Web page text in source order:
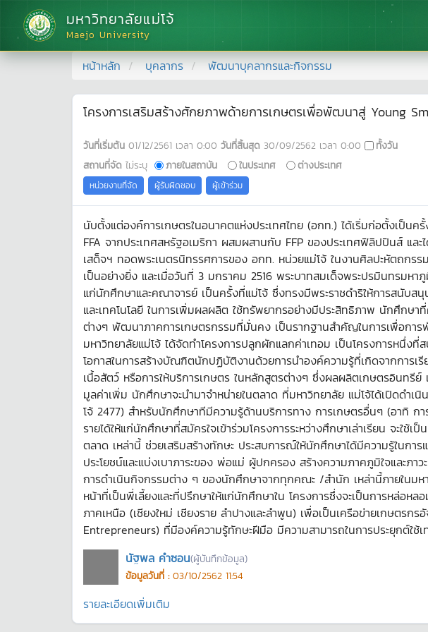
มหาวิทยาลัยแม่โจ้
Maejo University
หน้าหลัก บุคลากร พัฒนาบุคลากรและกิจกรรม
โครงการเสริมสร้างศักยภาพด้ายการเกษตรเพื่อพัฒนาสู่ Young
วันที่เริ่มต้น 01/12/2561 เวลา 0:00 วันที่สิ้นสุด 30/09/2562 เวลา 0:00
ทั้งวัน
สถานที่จัด ไม่ระบุ ภายในสถาบัน ในประเทศ ต่างประเทศ
หน่วยงานที่จัด ผู้รับผิดชอบ ผู้เข้าร่วม
นับตั้งแต่องค์การเกษตรในอนาคตแห่งประเทศไทย (อกท.) ได้เริ่มก่อตั้งเป็น
FFA จากประเทศสหรัฐอเมริกา ผสมผสานกับ FFP ของประเทศฟิลิปปินส์ แล
เสด็จฯ ทอดพระเนตรนิทรรศการของ อกท. หน่วยแม่โจ้ ในงานศิลปะหัตถก
เป็นอย่างยิ่ง และเมื่อวันที่ 3 มกราคม 2516 พระบาทสมเด็จพระปรมินทรมห
แก่นักศึกษาและคณาจารย์ เป็นครั้งที่แม่โจ้ ซึ่งทรงมีพระราชดำริให้การสนับ
และเทคโนโลยี ในการเพิ่มผลผลิต ใช้ทรัพยากรอย่างมีประสิทธิภาพ นักศึกษ
ต่างๆ พัฒนาภาคการเกษตรกรรมที่มั่นคง เป็นรากฐานสำคัญในการเพื่อการ
มหาวิทยาลัยแม่โจ้ ได้จัดทำโครงการปลูกผักแลกค่าเทอม เป็นโครงการหนึ่
โอกาสในการสร้างบัณฑิตนักปฏิบัติงานด้วยการนำองค์ความรู้ที่เกิดจากกา
เนื้อสัตว์ หรือการให้บริการเกษตร ในหลักสูตรต่างๆ ซึ่งผลผลิตเกษตรอินท
มูลค่าเพิ่ม นักศึกษาจะนำมาจำหน่ายในตลาด ที่มหาวิทยาลัย แม่โจ้ได้เปิดดำ
โจ้ 2477) สำหรับนักศึกษาทีมีความรู้ด้านบริการทาง การเกษตรอื่นๆ (อาทิ
รายได้ให้แก่นักศึกษาที่สมัครใจเข้าร่วมโครงการระหว่างศึกษาเล่าเรียน จะ
ตลาด เหล่านี้ ช่วยเสริมสร้างทักษะ ประสบการณ์ให้นักศึกษาได้มีความรู้ในกา
ประโยชน์และแบ่งเบาภาระของ พ่อแม่ ผู้ปกครอง สร้างความภาคภูมิใจและภา
การดำเนินกิจกรรมต่าง ๆ ของนักศึกษาจากทุกคณะ /สำนัก เหล่านี้ภายในม
หน้าที่เป็นพี่เลี้ยงและที่ปรึกษาให้แก่นักศึกษาใน โครงการซึ่งจะเป็นการหล่อ
ภาคเหนือ (เชียงใหม่ เชียงราย ลำปางและลำพูน) เพื่อเป็นเครือข่ายเกษต
Entrepreneurs) ที่มีองค์ความรู้ทักษะฝีมือ มีความสามารถในการประยุกต์ใช้
นัฐพล คำซอน(ผู้บันทึกข้อมูล)
ข้อมูลวันที่ : 03/10/2562 11:54
รายละเอียดเพิ่มเติม